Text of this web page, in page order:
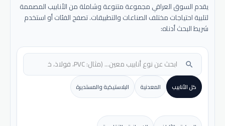
يقدم السوق العراقي مجموعة متنوعة وشاملة من الأنابيب المصممة
لتلبية احتياجات مختلف الصناعات والتطبيقات. تصفح الفئات أو استخدم
شريط البحث أدناه:
search
كل الأنابيب المعدنية البلاستيكية والمستديرة